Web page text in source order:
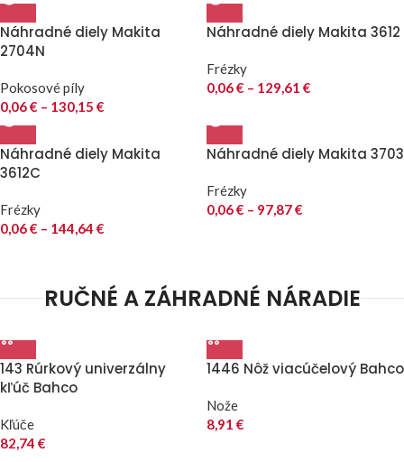
Náhradné diely Makita
2704N
Pokosové píly
0,06€ – 130,15 €
Náhradné diely Makita 3612
Frézky
0,06€ – 129,61 €
Náhradné diely Makita
3612C
Frézky
0,06€ – 144,64 €
Náhradné diely Makita 3703
Frézky
0,06€ – 97,87€
RUČNÉ A ZÁHRADNÉ NÁRADIE
143 Rúrkový univerzálny
kľúč Bahco
Kľúče
82,74 €
1446 Nôž viacúčelový Bahco
Nože
8,91 €